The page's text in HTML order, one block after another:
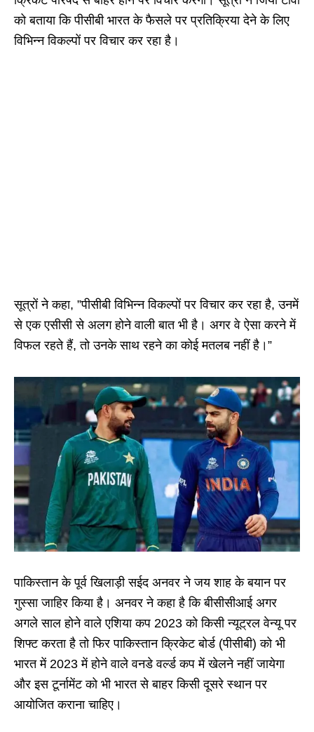
को बताया कि पीसीबी भारत के फैसले पर प्रतिक्रिया देने के लिए
विभिन्न विकल्पों पर विचार कर रहा है।
सूत्रों ने कहा, ”पीसीबी विभिन्न विकल्पों पर विचार कर रहा है, उनमें
से एक एसीसी से अलग होने वाली बात भी है। अगर वे ऐसा करने में
विफल रहते हैं, तो उनके साथ रहने का कोई मतलब नहीं है।”
पाकिस्तान के पूर्व खिलाड़ी सईद अनवर ने जय शाह के बयान पर
गुस्सा जाहिर किया है। अनवर ने कहा है कि बीसीसीआई अगर
अगले साल होने वाले एशिया कप 2023 को किसी न्यूट्रल वेन्यू पर
शिफ्ट करता है तो फिर पाकिस्तान क्रिकेट बोर्ड (पीसीबी) को भी
भारत में 2023 में होने वाले वनडे वर्ल्ड कप में खेलने नहीं जायेगा
और इस टूर्नामेंट को भी भारत से बाहर किसी दूसरे स्थान पर
आयोजित कराना चाहिए।